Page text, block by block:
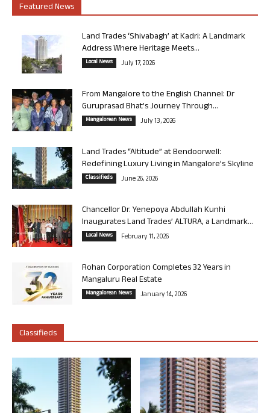
Featured News
Land Trades ‘Shivabagh’ at Kadri: A Landmark
Address Where Heritage Meets...
Local News July 17, 2026
From Mangalore to the English Channel: Dr
Guruprasad Bhat’s Journey Through...
Mangalorean News July 13, 2026
Land Trades “Altitude” at Bendoorwell:
Redefining Luxury Living in Mangalore’s Skyline
Classifieds June 26, 2026
Chancellor Dr. Yenepoya Abdullah Kunhi
Inaugurates Land Trades’ ALTURA, a Landmark...
Local News February 11, 2026
Rohan Corporation Completes 32 Years in
Mangaluru Real Estate
Mangalorean News January 14, 2026
Classifieds